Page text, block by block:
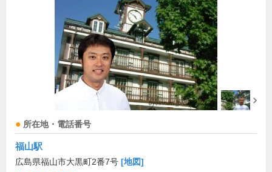
所在地・電話番号
福山駅
広島県福山市大黒町2番7号 [地図]